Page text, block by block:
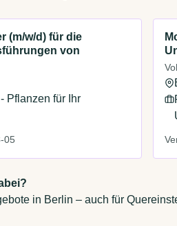
(m/w/d) für die
von
Pflanzen für Ihr
05
in Berlin – auch für